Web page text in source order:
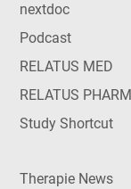
nextdoc
Podcast
RELATUS MED
RELATUS PHARM
Study Shortcut
Therapie News